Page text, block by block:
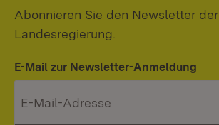
Abonnieren Sie den Newsletter der
Landesregierung.
E-Mail zur Newsletter-Anmeldung